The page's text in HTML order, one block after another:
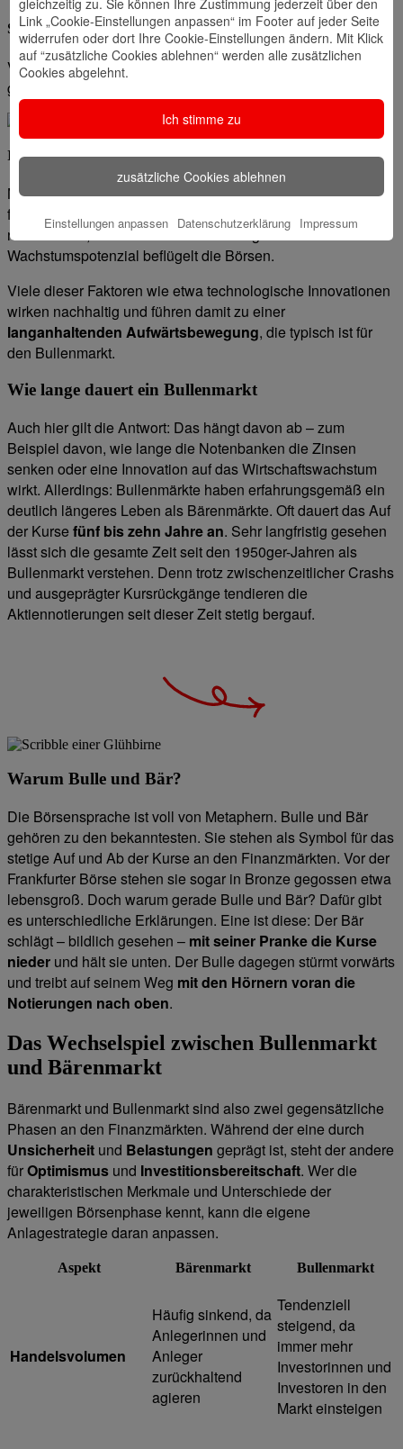
Stabilität:
Verlässliche Rahmenbedingungen ohne größere Krisen
geben den Anlegerinnen und Anlegern Sicherheit.
Innovation:
Neue Technologien wie etwa Künstliche Intelligenz sorgen
für einen Produktivitätsschub in der Wirtschaft. Es entstehen
neue Märkte, Produkte und Anwendungen. Dieses
Wachstumspotenzial beflügelt die Börsen.
Viele dieser Faktoren wie etwa technologische Innovationen
wirken nachhaltig und führen damit zu einer
langanhaltenden Aufwärtsbewegung, die typisch ist für
den Bullenmarkt.
Wie lange dauert ein Bullenmarkt
Auch hier gilt die Antwort: Das hängt davon ab – zum
Beispiel davon, wie lange die Notenbanken die Zinsen
senken oder eine Innovation auf das Wirtschaftswachstum
wirkt. Allerdings: Bullenmärkte haben erfahrungsgemäß ein
deutlich längeres Leben als Bärenmärkte. Oft dauert das Auf
der Kurse fünf bis zehn Jahre an. Sehr langfristig gesehen
lässt sich die gesamte Zeit seit den 1950ger-Jahren als
Bullenmarkt verstehen. Denn trotz zwischenzeitlicher Crashs
und ausgeprägter Kursrückgänge tendieren die
Aktiennotierungen seit dieser Zeit stetig bergauf.
Warum Bulle und Bär?
Die Börsensprache ist voll von Metaphern. Bulle und Bär
gehören zu den bekanntesten. Sie stehen als Symbol für das
stetige Auf und Ab der Kurse an den Finanzmärkten. Vor der
Frankfurter Börse stehen sie sogar in Bronze gegossen etwa
lebensgroß. Doch warum gerade Bulle und Bär? Dafür gibt
es unterschiedliche Erklärungen. Eine ist diese: Der Bär
schlägt – bildlich gesehen – mit seiner Pranke die Kurse
nieder und hält sie unten. Der Bulle dagegen stürmt vorwärts
und treibt auf seinem Weg mit den Hörnern voran die
Notierungen nach oben.
Das Wechselspiel zwischen Bullenmarkt
und Bärenmarkt
Bärenmarkt und Bullenmarkt sind also zwei gegensätzliche
Phasen an den Finanzmärkten. Während der eine durch
Unsicherheit und Belastungen geprägt ist, steht der andere
fürOptimismus und Investitionsbereitschaft. Wer die
charakteristischen Merkmale und Unterschiede der
jeweiligen Börsenphase kennt, kann die eigene
Anlagestrategie daran anpassen.
Aspekt Bärenmarkt Bullenmarkt
Handelsvolumen
Häufig sinkend, da
Anlegerinnen und
Anleger
zurückhaltend
agieren
Tendenziell
steigend, da
immer mehr
Investorinnen und
Investoren in den
Markt einsteigen
Link „Cookie-Einstellungen anpassen“ im Footer auf jeder Seite
widerrufen oder dort Ihre Cookie-Einstellungen ändern. Mit Klick
auf “zusätzliche Cookies ablehnen“ werden alle zusätzlichen
Cookies abgelehnt.
Ich stimme zu
zusätzliche Cookies ablehnen
Einstellungen anpassen Datenschutzerklärung Impressum